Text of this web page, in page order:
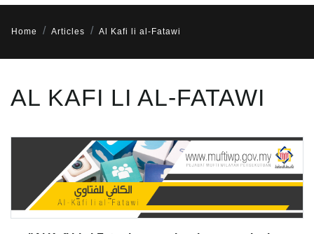
Home Articles Al Kafi li al-Fatawi
AL KAFI LI AL-FATAWI